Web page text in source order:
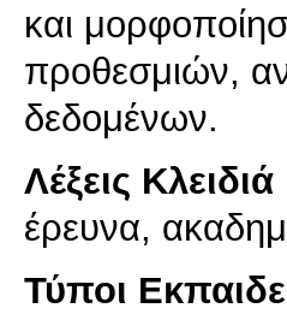
και
προθεσμιών,
Λέξεις Κλειδιά
έρευνα,
Τύποι